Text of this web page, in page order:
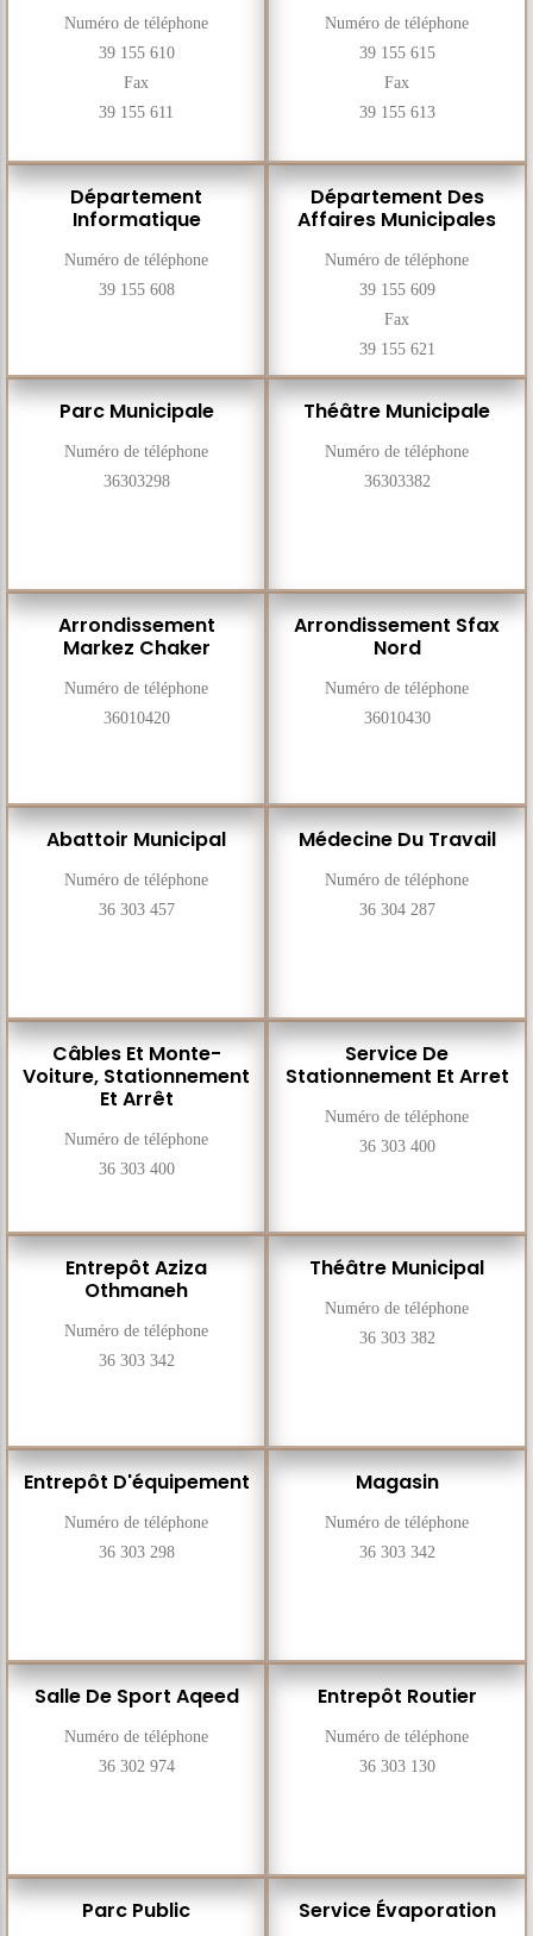
Numéro de téléphone
39 155 615
Fax
39 155 613
Numéro de téléphone
39 155 610
Fax
39 155 611
Département Des
Affaires Municipales
Numéro de téléphone
39 155 609
Fax
39 155 621
Département
Informatique
Numéro de téléphone
39 155 608
Théâtre Municipale
Numéro de téléphone
36303382
Parc Municipale
Numéro de téléphone
36303298
Arrondissement Sfax
Nord
Numéro de téléphone
36010430
Arrondissement
Markez Chaker
Numéro de téléphone
36010420
Médecine Du Travail
Numéro de téléphone
36 304 287
Abattoir Municipal
Numéro de téléphone
36 303 457
Service De
Stationnement Et Arret
Numéro de téléphone
36 303 400
Câbles Et Monte-
Voiture, Stationnement
Et Arrêt
Numéro de téléphone
36 303 400
Théâtre Municipal
Numéro de téléphone
36 303 382
Entrepôt Aziza
Othmaneh
Numéro de téléphone
36 303 342
Magasin
Numéro de téléphone
36 303 342
Entrepôt D'équipement
Numéro de téléphone
36 303 298
Entrepôt Routier
Numéro de téléphone
36 303 130
Salle De Sport Aqeed
Numéro de téléphone
36 302 974
Service Évaporation
Parc Public